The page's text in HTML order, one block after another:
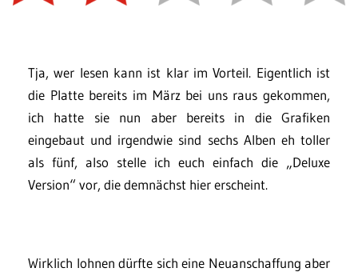
Tja, wer lesen kann ist klar im Vorteil. Eigentlich ist
die Platte bereits im März bei uns raus gekommen,
ich hatte sie nun aber bereits in die Grafiken
eingebaut und irgendwie sind sechs Alben eh toller
als fünf, also stelle ich euch einfach die „Deluxe
Version“ vor, die demnächst hier erscheint.
Wirklich lohnen dürfte sich eine Neuanschaffung aber